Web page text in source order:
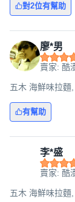
對2位有幫助
廖*男
賣家: 酷
五木 海鮮味拉麵
有幫助
李*盛
賣家: 酷
五木 海鮮味拉麵